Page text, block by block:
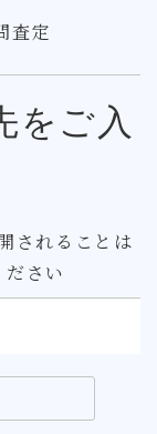
査定
をご入
されることは
さい